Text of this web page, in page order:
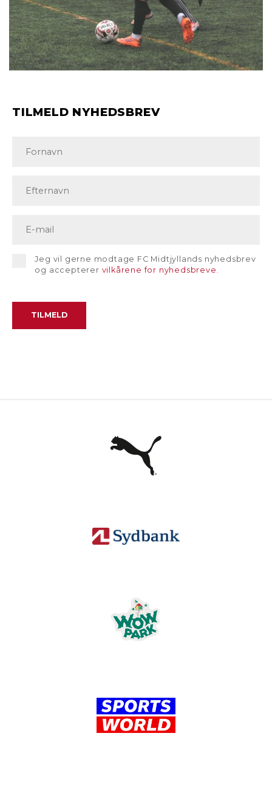
TILMELD NYHEDSBREV
Jeg vil gerne modtage FC Midtjyllands nyhedsbrev
og accepterer vilkårene for nyhedsbreve